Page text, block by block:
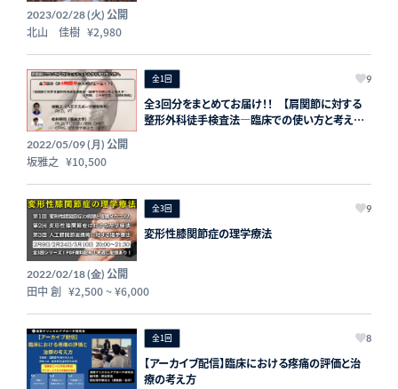
2023/02/28 (火) 公開
北山 佳樹 ¥2,980
全1回 9
全3回分をまとめてお届け！！ 【肩関節に対する
整形外科徒手検査法―臨床での使い方と考え方
2022/05/09 (月) 公開
坂雅之 ¥10,500
全3回 9
変形性膝関節症の理学療法
2022/02/18 (金) 公開
田中 創 ¥2,500~¥6,000
全1回 8
【アーカイブ配信】臨床における疼痛の評価と治
療の考え方